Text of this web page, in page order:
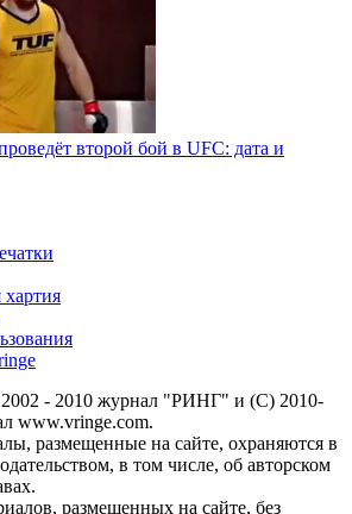
второй бой в UFC: дата и
2002 - 2010 журнал "РИНГ" и (С) 2010-
www.vringe.com.
размещенные на сайте, охраняются в
в том числе, об авторском
размещенных на сайте, без